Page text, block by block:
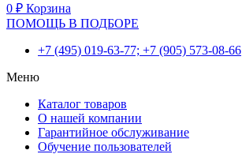
0 ₽ Корзина
ПОМОЩЬ В ПОДБОРЕ
+7 (495) 019-63-77; +7 (905) 573-08-66
Меню
Каталог товаров
О нашей компании
Гарантийное обслуживание
Обучение пользователей